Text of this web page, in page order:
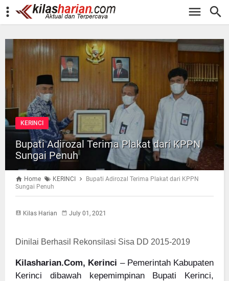
-->
KERINCI
Bupati Adirozal Terima Plakat dari KPPN
Sungai Penuh
Home KERINCI
Bupati Adirozal Terima Plakat dari KPPN
Sungai Penuh
Kilas Harian July 01, 2021
Dinilai Berhasil Rekonsilasi Sisa DD 2015-2019
Kilasharian.Com, Kerinci – Pemerintah Kabupaten
Kerinci dibawah kepemimpinan Bupati Kerinci,